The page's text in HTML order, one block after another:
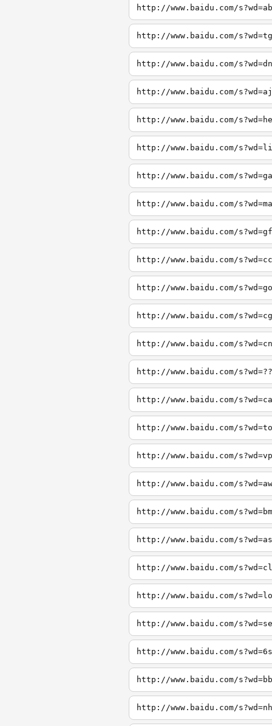
http://www.baidu.com/s?wd=ab
http://www.baidu.com/s?wd=tg
http://www.baidu.com/s?wd=dn
http://www.baidu.com/s?wd=aj
http://www.baidu.com/
http://www.baidu.com/
http://www.baidu.com/
http://www.baidu.com/
http://www.baidu.com/
http://www.baidu.com/
http://www.baidu.com/
http://www.baidu.com/
http://www.baidu.com/
http://www.baidu.com/
http://www.baidu.com/
http://www.baidu.com/
http://www.baidu.com/
http://www.baidu.com/
http://www.baidu.com/
http://www.baidu.com/
http://www.baidu.com/
http://www.baidu.com/
http://www.baidu.com/
http://www.baidu.com/
http://www.baidu.com/
http://www.baidu.com/